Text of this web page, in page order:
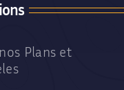
Plans et